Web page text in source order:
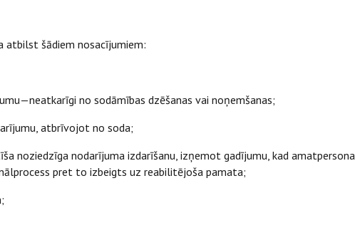
atbilst šādiem nosacījumiem:
no sodāmības dzēšanas vai noņemšanas;
atbrīvojot no soda;
noziedzīga nodarījuma izdarīšanu, izņemot gadījumu, kad amatpersona
pret to izbeigts uz reabilitējoša pamata;